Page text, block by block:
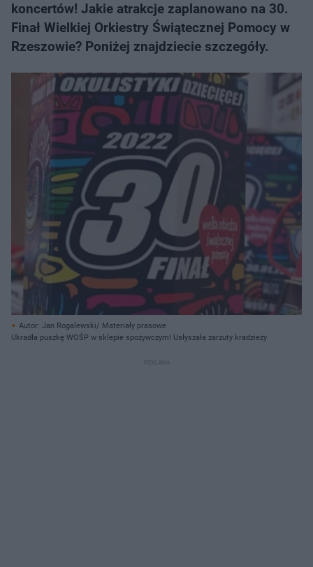
koncertów! Jakie atrakcje zaplanowano na 30.
Finał Wielkiej Orkiestry Świątecznej Pomocy w
Rzeszowie? Poniżej znajdziecie szczegóły.
Autor: Jan Rogalewski/ Materiały prasowe
Ukradła puszkę WOŚP w sklepie spożywczym! Usłyszała zarzuty kradzieży